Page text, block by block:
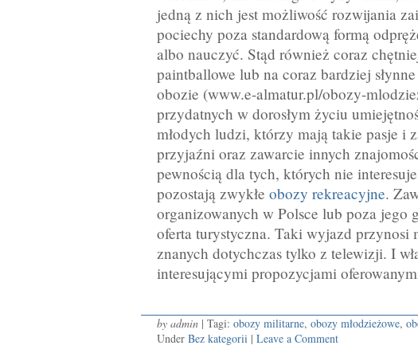
jedną z nich jest możliwość rozwijania
pociechy poza standardową formą
albo nauczyć. Stąd również coraz
paintballowe lub na coraz bardziej
obozie (www.e-almatur.pl/obozy-
przydatnych w dorosłym życiu
młodych ludzi, którzy mają takie pasje i
przyjaźni oraz zawarcie innych
pewnością dla tych, których nie
pozostają zwykłe obozy rekreacyjne.
organizowanych w Polsce lub poza jego
oferta turystyczna. Taki wyjazd
znanych dotychczas tylko z telewizji. I
interesującymi propozycjami
by admin | Tagi: obozy militarne, obozy młodzieżowe,
Under Bez kategorii | Leave a Comment